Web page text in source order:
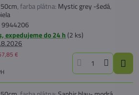
,farba plátna: Mystic grey -šedá,
9944206
expedujeme do 24 h(2 ks)
€